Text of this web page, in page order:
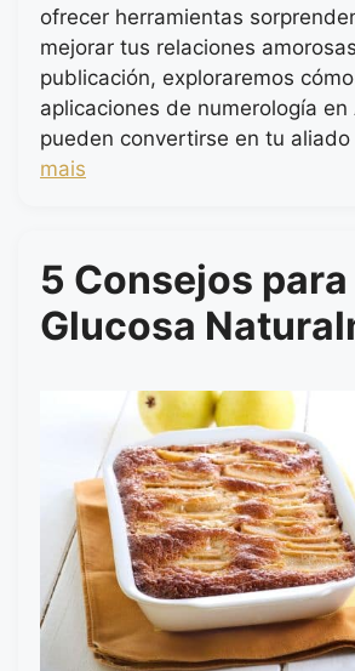
ofrecer herramientas
mejorar tus relaciones
publicación, exploraremos
aplicaciones de numerología en
pueden convertirse en tu
mais
5 Consejos para
Glucosa